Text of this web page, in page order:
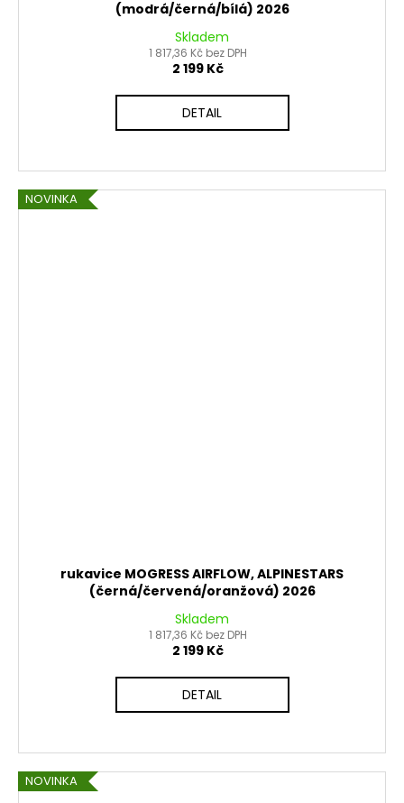
(modrá/černá/bílá) 2026
Skladem
1 817,36 Kč bez DPH
2 199 Kč
DETAIL
NOVINKA
rukavice MOGRESS AIRFLOW, ALPINESTARS
(černá/červená/oranžová) 2026
Skladem
1 817,36 Kč bez DPH
2 199 Kč
DETAIL
NOVINKA